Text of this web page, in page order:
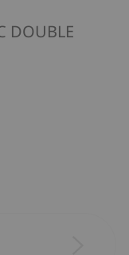
DOUBLE